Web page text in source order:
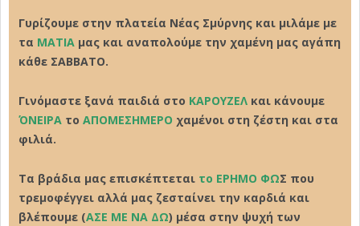
Γυρίζουμε στην πλατεία Νέας Σμύρνης και μιλάμε με
τα ΜΑΤΙΑ μας και αναπολούμε την χαμένη μας αγάπη
κάθε ΣΑΒΒΑΤΟ.
Γινόμαστε ξανά παιδιά στο ΚΑΡΟΥΖΕΛ και κάνουμε
ΌΝΕΙΡΑ το ΑΠΟΜΕΣΗΜΕΡΟ χαμένοι στη ζέστη και στα
φιλιά.
Τα βράδια μας επισκέπτεται το ΕΡΗΜΟ ΦΩΣ που
τρεμοφέγγει αλλά μας ζεσταίνει την καρδιά και
βλέπουμε (ΑΣΕ ΜΕ ΝΑ ΔΩ) μέσα στην ψυχή των